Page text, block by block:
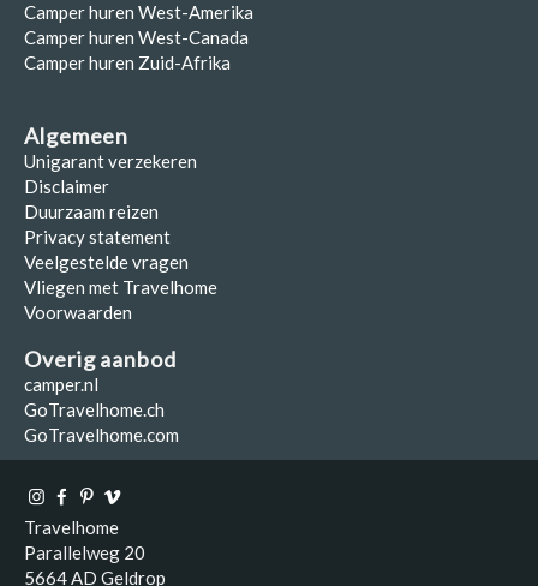
Camper huren West-Amerika
Camper huren West-Canada
Camper huren Zuid-Afrika
Algemeen
Unigarant verzekeren
Disclaimer
Duurzaam reizen
Privacy statement
Veelgestelde vragen
Vliegen met Travelhome
Voorwaarden
Overig aanbod
camper.nl
GoTravelhome.ch
GoTravelhome.com
Travelhome
Parallelweg 20
5664 AD Geldrop